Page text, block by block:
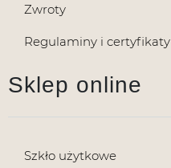
Zwroty
Regulaminy i certyfikaty
Sklep online
Szkło użytkowe